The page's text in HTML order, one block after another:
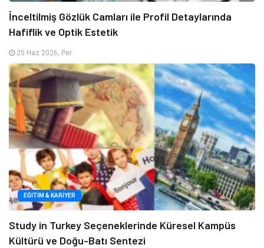
İnceltilmiş Gözlük Camları ile Profil Detaylarında
Hafiflik ve Optik Estetik
25 Haz 2026, Per
EĞITIM & KARIYER
Study in Turkey Seçeneklerinde Küresel Kampüs
Kültürü ve Doğu-Batı Sentezi